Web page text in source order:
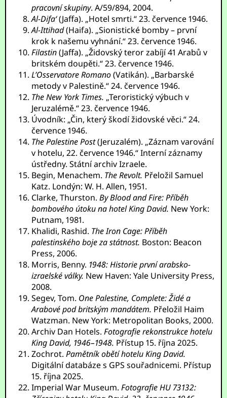
pracovní skupiny. A/59/894, 2004.
Al-Difa‘(Jaffa). „Hotel smrti.“ 23. července 1946.
Al-Ittihad(Haifa). „Sionistické bomby – první
krok k našemu vyhnání.“ 23. července 1946.
Filastin(Jaffa). „Židovský teror zabíjí 41 Arabů v
britském doupěti.“ 23. července 1946.
L’Osservatore Romano(Vatikán). „Barbarské
metody v Palestině.“ 24. července 1946.
The New York Times. „Teroristický výbuch v
Jeruzalémě.“ 23. července 1946.
Úvodník: „Čin, který škodí židovské věci.“ 24.
července 1946.
The Palestine Post(Jeruzalém). „Záznam varování
v hotelu, 22. července 1946.“ Interní záznamy
ústředny. Státní archiv Izraele.
Begin, Menachem. The Revolt. Přeložil Samuel
Katz. Londýn: W. H. Allen, 1951.
Clarke, Thurston.By Blood and Fire: Příběh
bombového útoku na hotel King David. New York:
Putnam, 1981.
Khalidi, Rashid. The Iron Cage: Příběh
palestinského boje za státnost. Boston: Beacon
Press, 2006.
Morris, Benny. 1948: Historie první arabsko-
izraelské války. New Haven: Yale University Press,
2008.
Segev, Tom. One Palestine, Complete: Židé a
Arabové pod britským mandátem. Přeložil Haim
Watzman. New York: Metropolitan Books, 2000.
Archiv Dan Hotels.Fotografie rekonstrukce hotelu
King David, 1946–1948. Přístup 15. října 2025.
Zochrot.Pamětník obětí hotelu King David.
Digitální databáze s GPS souřadnicemi. Přístup
15. října 2025.
Imperial War Museum.Fotografie HU 73132: